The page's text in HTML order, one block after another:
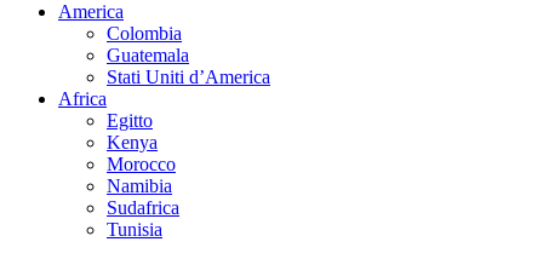
America
Colombia
Guatemala
Stati Uniti d’America
Africa
Egitto
Kenya
Morocco
Namibia
Sudafrica
Tunisia